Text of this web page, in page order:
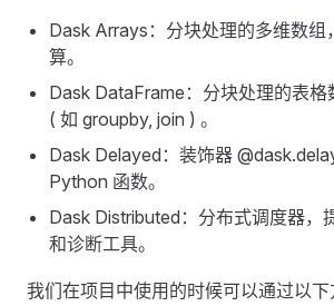
​​Dask Arrays​​：分块处理的多维数组
算。
​Dask DataFrame​​：分块处理的表
( 如 groupby, join ) 。
Dask Delayed​​：装饰器
Python 函数。
Dask Distributed​：分布式调度器，
和诊断工具。
我们在项目中使用的时候可以通过以下